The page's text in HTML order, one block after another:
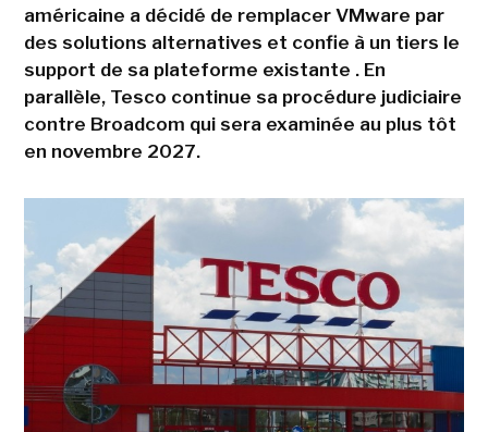
américaine a décidé de remplacer VMware par
des solutions alternatives et confie à un tiers le
support de sa plateforme existante . En
parallèle, Tesco continue sa procédure judiciaire
contre Broadcom qui sera examinée au plus tôt
en novembre 2027.